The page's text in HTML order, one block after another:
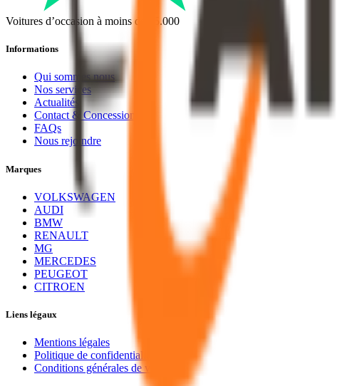
Voitures d’occasion à moins de 15.000
Informations
Qui sommes nous
Nos services
Actualités
Contact & Concessions
FAQs
Nous rejoindre
Marques
VOLKSWAGEN
AUDI
BMW
RENAULT
MG
MERCEDES
PEUGEOT
CITROEN
Liens légaux
Mentions légales
Politique de confidentialité
Conditions générales de vente